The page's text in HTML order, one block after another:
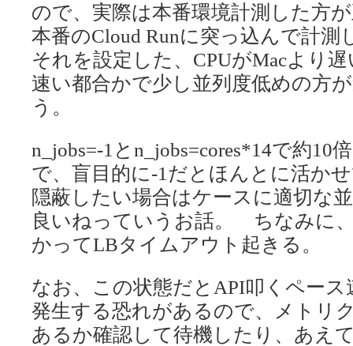
ので、実際は本番環境計測した方
本番のCloud Runに突っ込んで計測
それを設定した、CPUがMacより
速い都合かで少し並列度低めの方
う。
n_jobs=-1とn_jobs=cores*14で約10
で、盲目的に-1だとほんとに活か
隠蔽したい場合はケースに適切な
良いねっていうお話。 ちなみに
かってLBタイムアウト起きる。
なお、この状態だとAPI叩くペー
発生する恐れがあるので、メトリ
あるか確認して待機したり、あえ